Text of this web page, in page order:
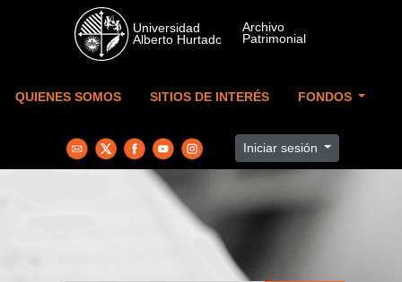
Skip to main content
QUIENES SOMOS SITIOS DE INTERÉS FONDOS
Iniciar sesión